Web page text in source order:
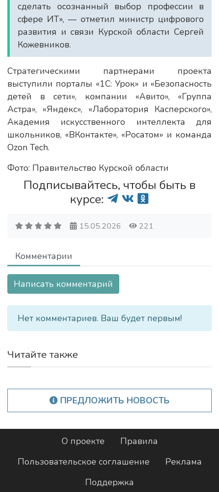
сделать осознанный выбор профессии в
сфере ИТ», — отметил министр цифрового
развития и связи Курской области Сергей
Кожевников.
Стратегическими партнерами проекта
выступили порталы «1С: Урок» и «Безопасность
детей в сети», компании «Авито», «Группа
Астра», «Яндекс», «Лаборатория Касперского»,
Академия искусственного интеллекта для
школьников, «ВКонтакте», «Росатом» и команда
Ozon Tech.
Фото: Правительство Курской области
Подписывайтесь, чтобы быть в
курсе:
15.05.2026 221
Комментарии
Написать комментарий
Нет комментариев. Ваш будет первым!
Читайте также
ПРЕДЛОЖИТЬ НОВОСТЬ
О проекте
Правила
Пользовательское соглашение
Реклама
Поддержка